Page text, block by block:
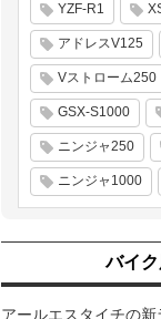
YZF-R1
アドレスV125
Vストローム250
GSX-S1000
ニンジャ250
ニンジャ1000
バイ
アールエスタイチの